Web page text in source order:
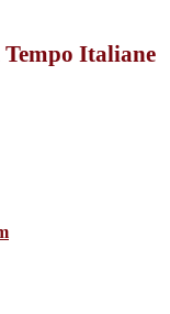
Tempo Italiane